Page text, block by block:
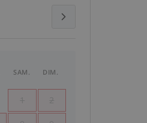
SAM. DIM.
1 2